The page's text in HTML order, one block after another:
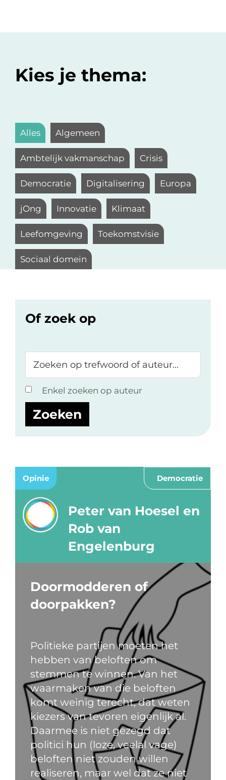
Kies je thema:
Alles Algemeen
Ambtelijk vakmanschap Crisis
Democratie Digitalisering Europa
jOng Innovatie Klimaat
Leefomgeving Toekomstvisie
Sociaal domein
Of zoek op
op
trefwoord
of
auteur...
Enkel zoeken op auteur
Opinie Democratie
Peter van Hoesel en
Rob van
Engelenburg
Doormodderen of
doorpakken?
Politieke partijen moeten het
hebben van beloften om
stemmen te winnen. Van het
waarmaken van die beloften
komt weinig terecht, dat weten
kiezers van tevoren eigenlijk al.
Daarmee is niet gezegd dat
politici hun (loze, veelal vage)
beloften niet zouden willen
realiseren, maar wel dat ze niet